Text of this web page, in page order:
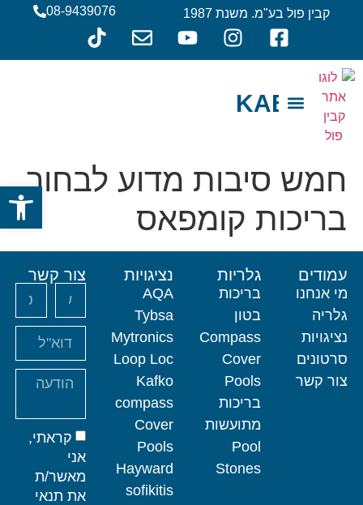
פתח
קבין פול בע"מ. משנת 1987 08-9439076
KABIN
חמש סיבות מדוע לבחור
בריכות קומפאס
עמודים
מי אנחנו
גלריה
נציגויות
סרטונים
צור קשר
גלריות
בריכות
בטון
Compass
Cover
Pools
בריכות
מתועשות
Pool
Stones
נציגויות
AQA
Tybsa
Mytronics
Loop Loc
Kafko
compass
Cover
Pools
Hayward
sofikitis
צור קשר
קראתי,
אני
מאשר/ת
את תנאי